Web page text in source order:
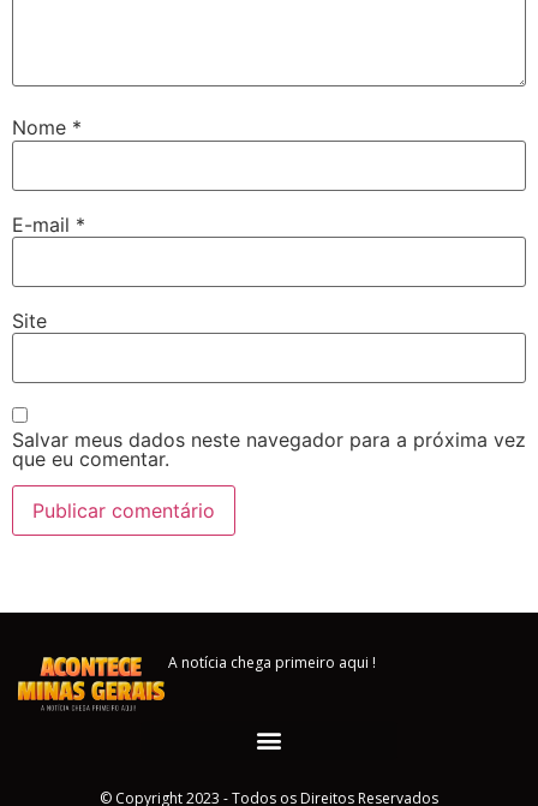
Nome *
E-mail *
Site
Salvar meus dados neste navegador para a próxima vez
que eu comentar.
A notícia chega primeiro aqui !
© Copyright 2023 - Todos os Direitos Reservados